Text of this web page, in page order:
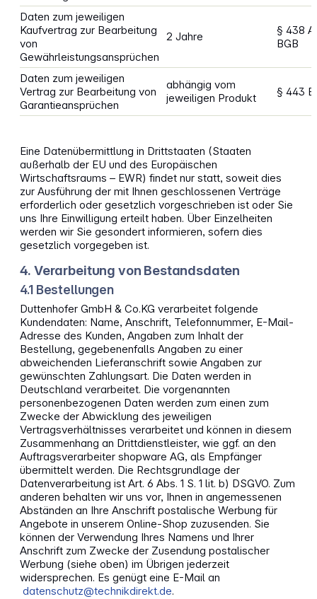
Daten zum jeweiligen
Kaufvertrag zur Bearbeitung
von
Gewährleistungsansprüchen
2 Jahre
§ 438
BGB
Daten zum jeweiligen
Vertrag zur Bearbeitung von
Garantieansprüchen
abhängig vom
jeweiligen Produkt
§ 443
Eine Datenübermittlung in Drittstaaten (Staaten
außerhalb der EU und des Europäischen
Wirtschaftsraums – EWR) findet nur statt, soweit dies
zur Ausführung der mit Ihnen geschlossenen Verträge
erforderlich oder gesetzlich vorgeschrieben ist oder Sie
uns Ihre Einwilligung erteilt haben. Über Einzelheiten
werden wir Sie gesondert informieren, sofern dies
gesetzlich vorgegeben ist.
4. Verarbeitung von Bestandsdaten
4.1 Bestellungen
Duttenhofer GmbH & Co.KG verarbeitet folgende
Kundendaten: Name, Anschrift, Telefonnummer, E-Mail-
Adresse des Kunden, Angaben zum Inhalt der
Bestellung, gegebenenfalls Angaben zu einer
abweichenden Lieferanschrift sowie Angaben zur
gewünschten Zahlungsart. Die Daten werden in
Deutschland verarbeitet. Die vorgenannten
personenbezogenen Daten werden zum einen zum
Zwecke der Abwicklung des jeweiligen
Vertragsverhältnisses verarbeitet und können in diesem
Zusammenhang an Drittdienstleister, wie ggf. an den
Auftragsverarbeiter shopware AG, als Empfänger
übermittelt werden. Die Rechtsgrundlage der
Datenverarbeitung ist Art. 6 Abs. 1 S. 1 lit. b) DSGVO. Zum
anderen behalten wir uns vor, Ihnen in angemessenen
Abständen an Ihre Anschrift postalische Werbung für
Angebote in unserem Online-Shop zuzusenden. Sie
können der Verwendung Ihres Namens und Ihrer
Anschrift zum Zwecke der Zusendung postalischer
Werbung (siehe oben) im Übrigen jederzeit
widersprechen. Es genügt eine E-Mail an
datenschutz@technikdirekt.de.